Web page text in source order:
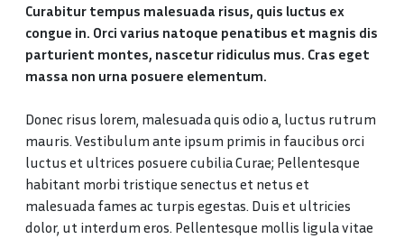
Curabitur tempus malesuada risus, quis luctus ex
congue in. Orci varius natoque penatibus et magnis dis
parturient montes, nascetur ridiculus mus. Cras eget
massa non urna posuere elementum.
Donec risus lorem, malesuada quis odio a, luctus rutrum
mauris. Vestibulum ante ipsum primis in faucibus orci
luctus et ultrices posuere cubilia Curae; Pellentesque
habitant morbi tristique senectus et netus et
malesuada fames ac turpis egestas. Duis et ultricies
dolor, ut interdum eros. Pellentesque mollis ligula vitae